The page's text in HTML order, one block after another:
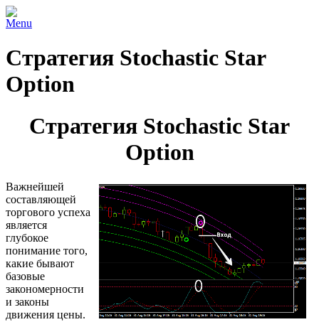
Menu
Стратегия Stochastic Star
Option
Стратегия Stochastic Star
Option
Важнейшей
составляющей
торгового успеха
является
глубокое
понимание того,
какие бывают
базовые
закономерности
и законы
движения цены.